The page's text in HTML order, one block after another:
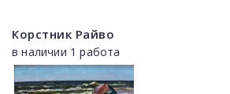
Корстник Райво
в наличии 1 работа